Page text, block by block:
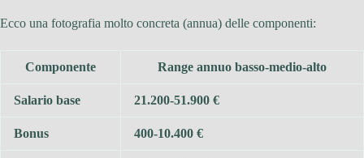
Ecco una fotografia molto concreta (annua) delle componenti:
Componente Range annuo basso-medio-alto
Salario base 21.200-51.900 €
Bonus 400-10.400 €